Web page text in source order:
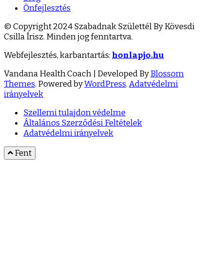
Önfejlesztés
© Copyright 2024 Szabadnak Születtél By Kövesdi
Csilla Írisz. Minden jog fenntartva.
Webfejlesztés, karbantartás: honlapjo.hu
Vandana Health Coach | Developed ByBlossom
Themes. Powered byWordPress.Adatvédelmi
irányelvek
Szellemi tulajdon védelme
Általános Szerződési Feltételek
Adatvédelmi irányelvek
Fent